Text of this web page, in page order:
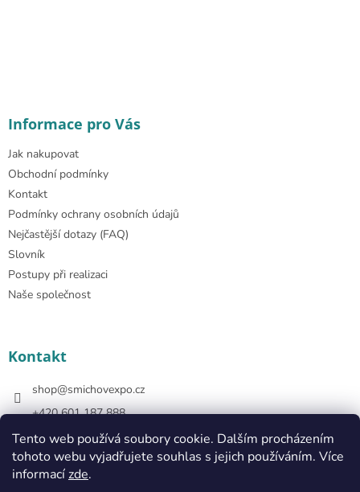
Tento web používá soubory cookie. Dalším procházením
tohoto webu vyjadřujete souhlas s jejich používáním. Více
informacízde.
Informace pro Vás
Jak nakupovat
Obchodní podmínky
Kontakt
Podmínky ochrany osobních údajů
Nejčastější dotazy (FAQ)
Slovník
Postupy při realizaci
Naše společnost
Kontakt
shop@smichovexpo.cz
+420 601 187 888
https://www.facebook.com/smichovexposhop
smichovexposhop